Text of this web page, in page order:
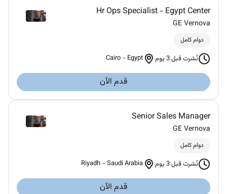
Hr Ops Specialist - Egypt Center
GE Vernova
دوام كامل
نُشرت قبل 3 يوم Cairo - Egypt
قدم الآن
Senior Sales Manager
GE Vernova
دوام كامل
نُشرت قبل 3 يوم Riyadh -Saudi Arabia
قدم الآن